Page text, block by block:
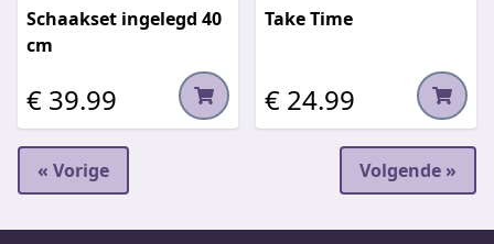
Schaakset ingelegd 40
cm
€ 39.99
Take Time
€ 24.99
« Vorige Volgende »